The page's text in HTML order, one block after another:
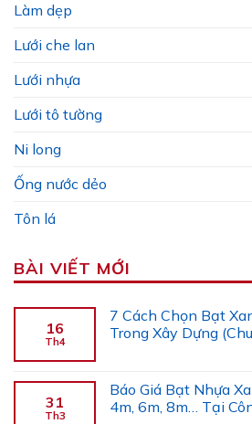
Làm dẹp
Lưới che lan
Lưới nhựa
Lưới tô tường
Ni long
Ống nước dẻo
Tôn lá
BÀI VIẾT MỚI
16
Th4
7 Cách Chọn Bạt
Trong Xây Dựng
31
Th3
Báo Giá Bạt Nhựa
4m, 6m, 8m… Tại